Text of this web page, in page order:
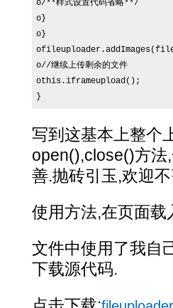
o/**样式设置代码省略**/
o}
o}
o//继续上传剩余的文件
othis.iframeupload();
}
写到这基本上整个
open(),close()方法
善.抛砖引玉,欢迎
使用方法,在页面
文件中使用了我自
下载源代码.